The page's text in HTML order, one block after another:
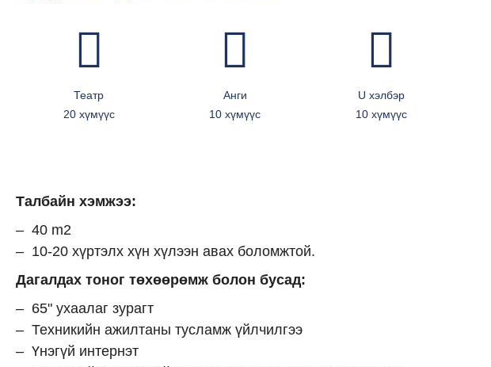
Театр
20 хүмүүс
Анги
10 хүмүүс
U хэлбэр
10 хүмүүс
Талбайн хэмжээ:
40 m2
10-20 хүртэлх хүн хүлээн авах боломжтой.
Дагалдах тоног төхөөрөмж болон бусад:
65" ухаалаг зурагт
Техникийн ажилтаны тусламж үйлчилгээ
Үнэгүй интернэт